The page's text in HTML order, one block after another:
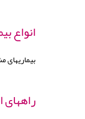
انواع